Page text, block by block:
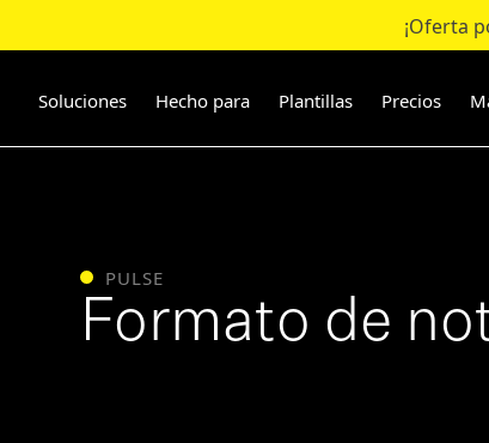
contenido
¡Oferta
Soluciones Hecho para Plantillas Precios
PULSE
Formato de